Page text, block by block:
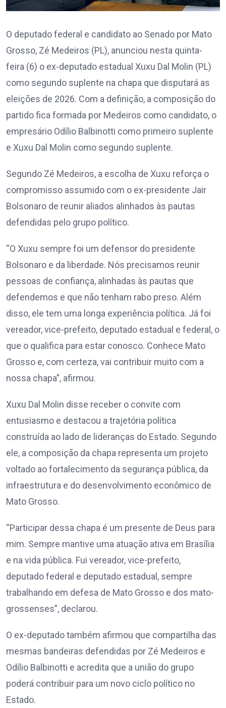
O deputado federal e candidato ao Senado por Mato
Grosso, Zé Medeiros (PL), anunciou nesta quinta-
feira (6) o ex-deputado estadual Xuxu Dal Molin (PL)
como segundo suplente na chapa que disputará as
eleições de 2026. Com a definição, a composição do
partido fica formada por Medeiros como candidato, o
empresário Odílio Balbinotti como primeiro suplente
e Xuxu Dal Molin como segundo suplente.
Segundo Zé Medeiros, a escolha de Xuxu reforça o
compromisso assumido com o ex-presidente Jair
Bolsonaro de reunir aliados alinhados às pautas
defendidas pelo grupo político.
“O Xuxu sempre foi um defensor do presidente
Bolsonaro e da liberdade. Nós precisamos reunir
pessoas de confiança, alinhadas às pautas que
defendemos e que não tenham rabo preso. Além
disso, ele tem uma longa experiência política. Já foi
vereador, vice-prefeito, deputado estadual e federal, o
que o qualifica para estar conosco. Conhece Mato
Grosso e, com certeza, vai contribuir muito com a
nossa chapa”, afirmou.
Xuxu Dal Molin disse receber o convite com
entusiasmo e destacou a trajetória política
construída ao lado de lideranças do Estado. Segundo
ele, a composição da chapa representa um projeto
voltado ao fortalecimento da segurança pública, da
infraestrutura e do desenvolvimento econômico de
Mato Grosso.
“Participar dessa chapa é um presente de Deus para
mim. Sempre mantive uma atuação ativa em Brasília
e na vida pública. Fui vereador, vice-prefeito,
deputado federal e deputado estadual, sempre
trabalhando em defesa de Mato Grosso e dos mato-
grossenses”, declarou.
O ex-deputado também afirmou que compartilha das
mesmas bandeiras defendidas por Zé Medeiros e
Odílio Balbinotti e acredita que a união do grupo
poderá contribuir para um novo ciclo político no
Estado.